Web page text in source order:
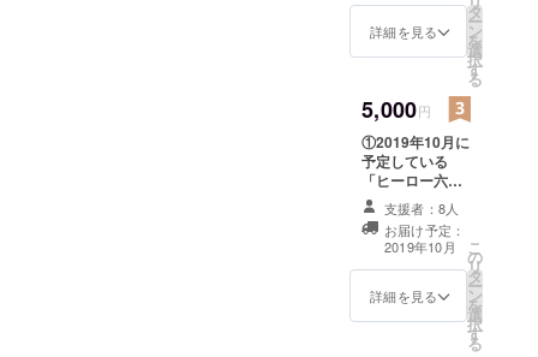
主）
・ＢＥＸＡ
司試験講師
座：司法試
験スタン
ダード条文
講座、租税
法講座等）
＜主な活動
＞
・（一社）
ます。
します。 【支援
時、必ず備考欄
表を希望者しな
い場合は、その
旨を備考欄にご
記載ください。
・所属や肩書な
どを備考欄に記
入いただけれ
ば、それらも含
めて発表いたし
ロー六法」をお
送り（郵送）い
詳細を見る
タ
ー
ン
を
選
択
す
る
5,000円
①2019年10月に
予定している
「ヒーロー六
法」の成果発表
会で、何かしら
の形でお名前を
発表いたしま
す。 【支援時、
必ず備考欄に発
支援者：8人
お届け予定：
2019年10月
詳細を見る
こ
の
リ
タ
ー
ン
を
選
択
す
る